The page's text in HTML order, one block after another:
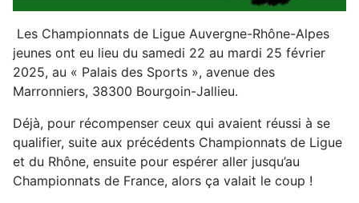
Les Championnats de Ligue Auvergne-Rhône-Alpes
jeunes ont eu lieu du samedi 22 au mardi 25 février
2025, au « Palais des Sports », avenue des
Marronniers, 38300 Bourgoin-Jallieu.
Déjà, pour récompenser ceux qui avaient réussi à se
qualifier, suite aux précédents Championnats de Ligue
et du Rhône, ensuite pour espérer aller jusqu’au
Championnats de France, alors ça valait le coup !